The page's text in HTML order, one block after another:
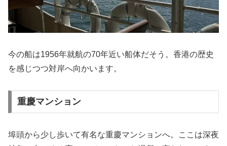
今の船は1956年就航の70年近い船体だそう。香港の歴史
を感じつつ対岸へ向かいます。
重慶マンション
埠頭から少し歩いて有名な重慶マンションへ。ここは深夜